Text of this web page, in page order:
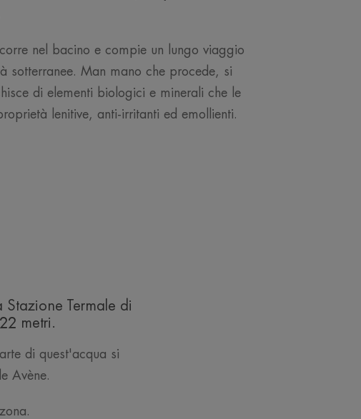
nel bacino e compie un lungo viaggio
sotterranee. Man mano che procede, si
di elementi biologici e minerali che le
lenitive, anti-irritanti ed emollienti.
Termale di
metri.
di quest'acqua si
Avène.